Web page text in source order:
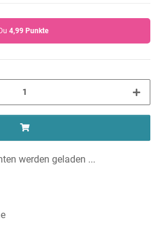
4,99 Punkte
werden geladen ...